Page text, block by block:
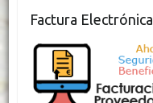
Factura Electrónica